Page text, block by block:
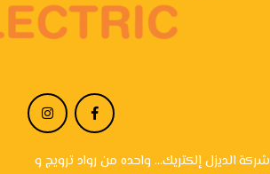
شركة الديزل إلكتريك... واحده من رواد ترويج و